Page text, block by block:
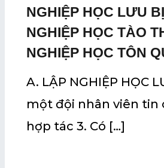
NGHIỆP HỌC LƯU
NGHIỆP HỌC TÀO
NGHIỆP HỌC TÔN
A. LẬP NGHIỆP HỌC
một đội nhân viên tin
hợp tác 3. Có […]